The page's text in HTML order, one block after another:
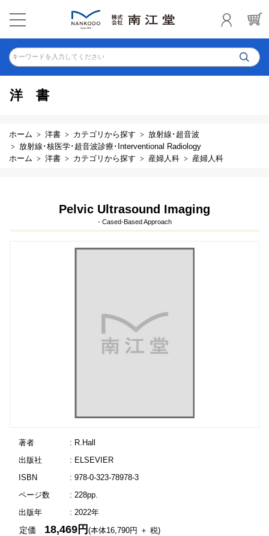
キーワードを入力してください
洋書
ホーム 洋書 カテゴリから探す
放射線･超音波
放射線･核医学･超音波診療･Interventional Radiology
ホーム
洋書 カテゴリから探す 産婦人科 産婦人科
Pelvic Ultrasound Imaging
- Cased-Based Approach
著者
: R.Hall
出版社
: ELSEVIER
ISBN
: 978-0-323-78978-3
ページ数
: 228pp.
出版年
: 2022年
定価 18,469円(本体16,790円 ＋ 税)